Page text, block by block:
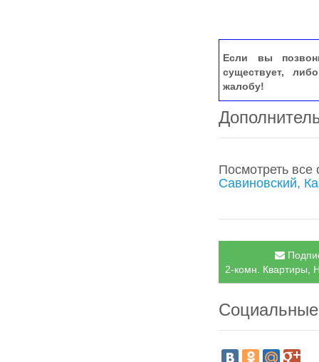
Если вы
существует,
жалобу!
Посмотреть
Савиновский,
2-комн. Квартиры,